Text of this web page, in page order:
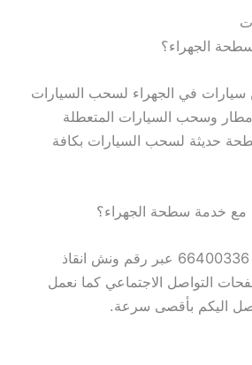
الجهراء؟
في الجهراء لسحب السيارات
وسحب السيارات المتعطلة
حديثة لسحب السيارات بكافة
مع خدمة سطحة الجهراء؟
يمكنكم التواصل معنا 66400336 عبر رقم ونش انقاذ
التواصل الاجتماعي كما نعمل
اليكم بأقصى سرعة.